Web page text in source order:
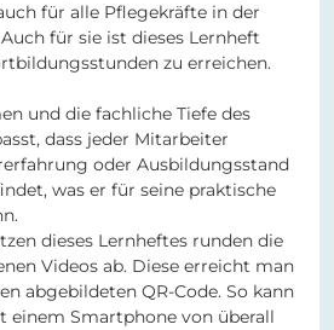
für alle Pflegekräfte in der
für sie ist dieses Lernheft
zu erreichen.
und die fachliche Tiefe des
dass jeder Mitarbeiter
oder Ausbildungsstand
was er für seine praktische
dieses Lernheftes runden die
Videos ab. Diese erreicht man
abgebildeten QR-Code. So kann
einem Smartphone von überall